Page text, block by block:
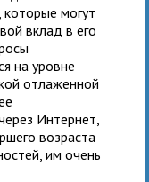
могут
вклад в его
на уровне
отлаженной
Интернет,
возраста
им очень